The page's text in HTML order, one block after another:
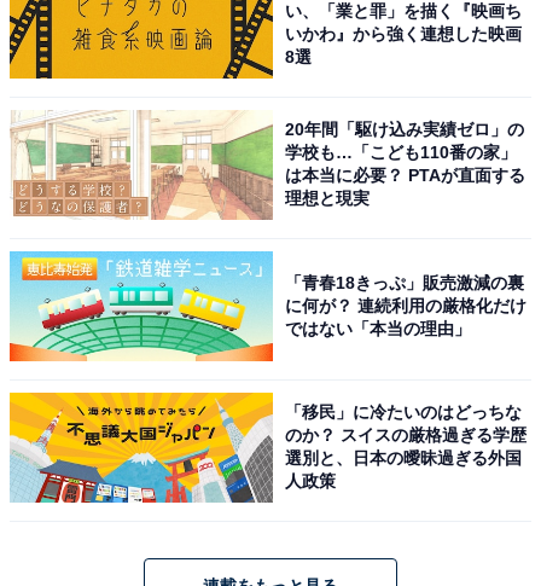
い、「業と罪」を描く『映画ち
いかわ』から強く連想した映画
8選
20年間「駆け込み実績ゼロ」の
学校も…「こども110番の家」
は本当に必要？ PTAが直面する
理想と現実
「青春18きっぷ」販売激減の裏
に何が？ 連続利用の厳格化だけ
ではない「本当の理由」
「移民」に冷たいのはどっちな
のか？ スイスの厳格過ぎる学歴
選別と、日本の曖昧過ぎる外国
人政策